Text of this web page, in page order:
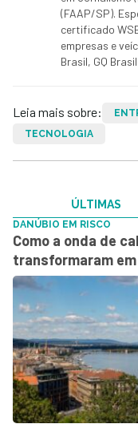
(FAAP/SP).
certificado
empresas e
Brasil, GQ
Leia mais sobre:
TECNOLOGIA
ÚLTIMAS
DANÚBIO EM RISCO
Como a onda de
transformaram